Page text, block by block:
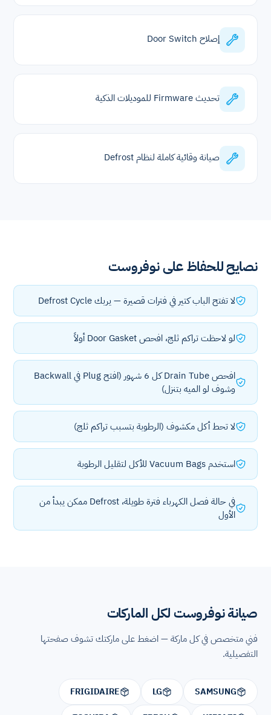
إصلاح Door Switch
تحديث Firmware للموديلات الذكية
صيانة وقائية كاملة لنظام Defrost
نصايح للحفاظ على نوفروست
لا تفتح الباب كتير في فترات قصيرة — يربك Defrost Cycle
لو لاحظت تراكم ثلج، افحص Door Gasket أولاً
افحص Drain Tube كل 6 شهور (افتح Plug في Backwall
وشوف لو الميه بتنزل)
لا تحط أكل مكشوف (الرطوبة بتسبب تراكم ثلج)
استخدم Vacuum Bags للأكل لتقليل الرطوبة
في حالة فصل الكهرباء فترة طويلة، Defrost ممكن يبدأ من
الأول
صيانة نوفروست لكل الماركات
فني متخصص في كل ماركة — اضغط على ماركتك تشوف صفحتها
التفصيلية.
SAMSUNG
LG
FRIGIDAIRE